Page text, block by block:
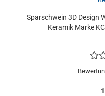
Sparschwein 3D Design
Keramik Marke